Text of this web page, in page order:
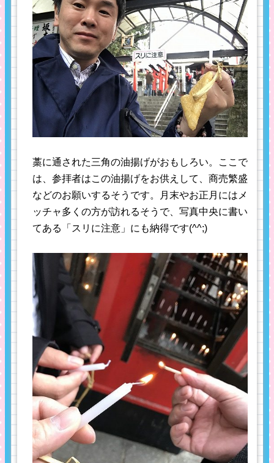
藁に通された三角の油揚げがおもしろい。ここで
は、参拝者はこの油揚げをお供えして、商売繁盛
などのお願いするそうです。月末やお正月にはメ
ッチャ多くの方が訪れるそうで、写真中央に書い
てある「スリに注意」にも納得です(^^;)